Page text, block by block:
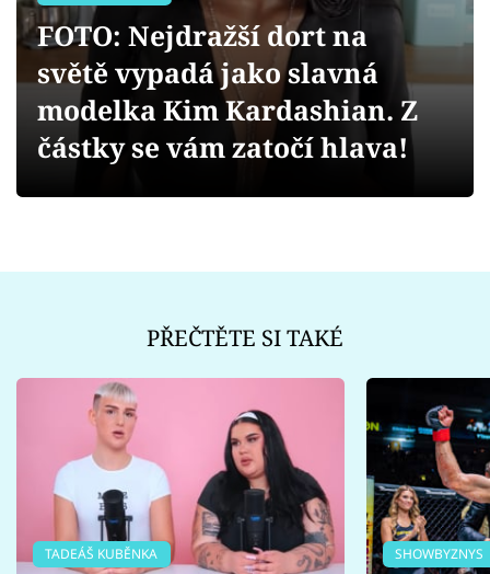
Videa
Sledujte prima+
FOTO: Nejdražší dort na
světě vypadá jako slavná
modelka Kim Kardashian. Z
částky se vám zatočí hlava!
PŘEČTĚTE SI TAKÉ
TADEÁŠ KUBĚNKA SHOWBYZNYS